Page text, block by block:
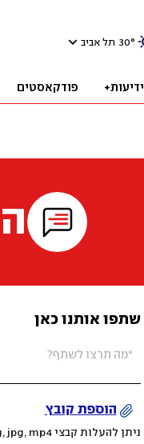
30° תל אביב
ידיעות+ פודקאסטים
שתפו אותנו כאן
הוספת קובץ
ניתן להעלות קבצי mov, png, jpeg, jpg, mp4 עד 200MB